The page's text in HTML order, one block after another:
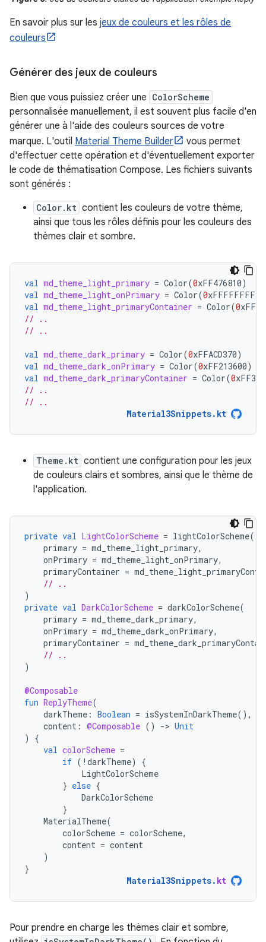
En savoir plus sur les jeux de couleurs et les rôles de
couleurs
Générer des jeux de couleurs
Bien que vous puissiez créer une ColorScheme
personnalisée manuellement, il est souvent plus facile d'en
générer une à l'aide des couleurs sources de votre
marque. L'outil Material Theme Builder
vous permet
d'effectuer cette opération et d'éventuellement exporter
le code de thématisation Compose. Les fichiers suivants
sont générés :
Color.kt contient les couleurs de votre thème,
ainsi que tous les rôles définis pour les couleurs des
thèmes clair et sombre.
val md_theme_light_primary = Color(0xFF476810)
val md_theme_light_onPrimary = Color(0xFFFFFFFF
val md_theme_light_primaryContainer = Color(0
// ..
// ..
val md_theme_dark_primary = Color(0xFFACD370)
val md_theme_dark_onPrimary = Color(0xFF213600)
val md_theme_dark_primaryContainer = Color(0
// ..
// ..
Material3Snippets.kt
Theme.kt contient une configuration pour les jeux
de couleurs clairs et sombres, ainsi que le thème de
l'application.
private val LightColorScheme = lightColorScheme(
primary = md_theme_light_primary,
onPrimary = md_theme_light_onPrimary,
primaryContainer =
// ..
)
private val DarkColorScheme = darkColorScheme(
primary = md_theme_dark_primary,
onPrimary = md_theme_dark_onPrimary,
primaryContainer =
// ..
)
@Composable
fun ReplyTheme(
darkTheme : Boolean = isSystemInDarkTheme(),
content : @Composable () -> Unit
)
{
val colorScheme =
if ( ! darkTheme)
{
LightColorScheme
} else {
DarkColorScheme
}
MaterialTheme(
colorScheme = colorScheme,
content = content
)
}
Material3Snippets. kt
Pour prendre en charge les thèmes clair et sombre,